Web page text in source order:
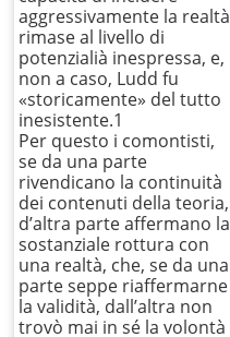
aggressivamente la realtà
rimase al livello di
potenzialià inespressa, e,
non a caso, Ludd fu
«storicamente» del tutto
inesistente.1
Per questo i comontisti,
se da una parte
rivendicano la continuità
dei contenuti della teoria,
d’altra parte affermano la
sostanziale rottura con
una realtà, che, se da una
parte seppe riaffermarne
la validità, dall’altra non
trovò mai in sé la volontà